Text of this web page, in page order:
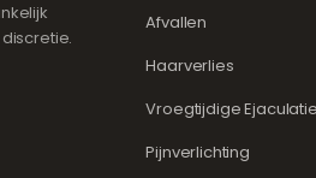
Afvallen
Haarverlies
Vroegtijdige
Pijnverlichting